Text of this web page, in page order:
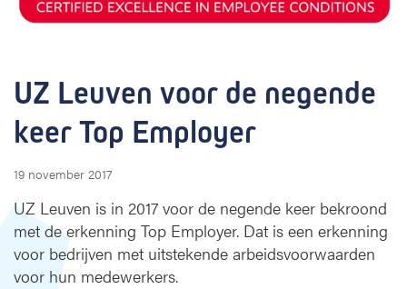
o
r
n
e
e
k
e
e
UZ Leuven voor de negende
keer Top Employer
19 november 2017
UZ Leuven is in 2017 voor de negende keer bekroond
met de erkenning Top Employer. Dat is een erkenning
voor bedrijven met uitstekende arbeidsvoorwaarden
voor hun medewerkers.